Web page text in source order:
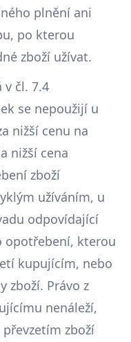
plnění ani
po kterou
zboží užívat.
v čl. 7.4
se nepoužijí u
nižší cenu na
nižší cena
zboží
užíváním, u
odpovídající
opotřebení, kterou
kupujícím, nebo
zboží. Právo z
nenáleží,
zboží